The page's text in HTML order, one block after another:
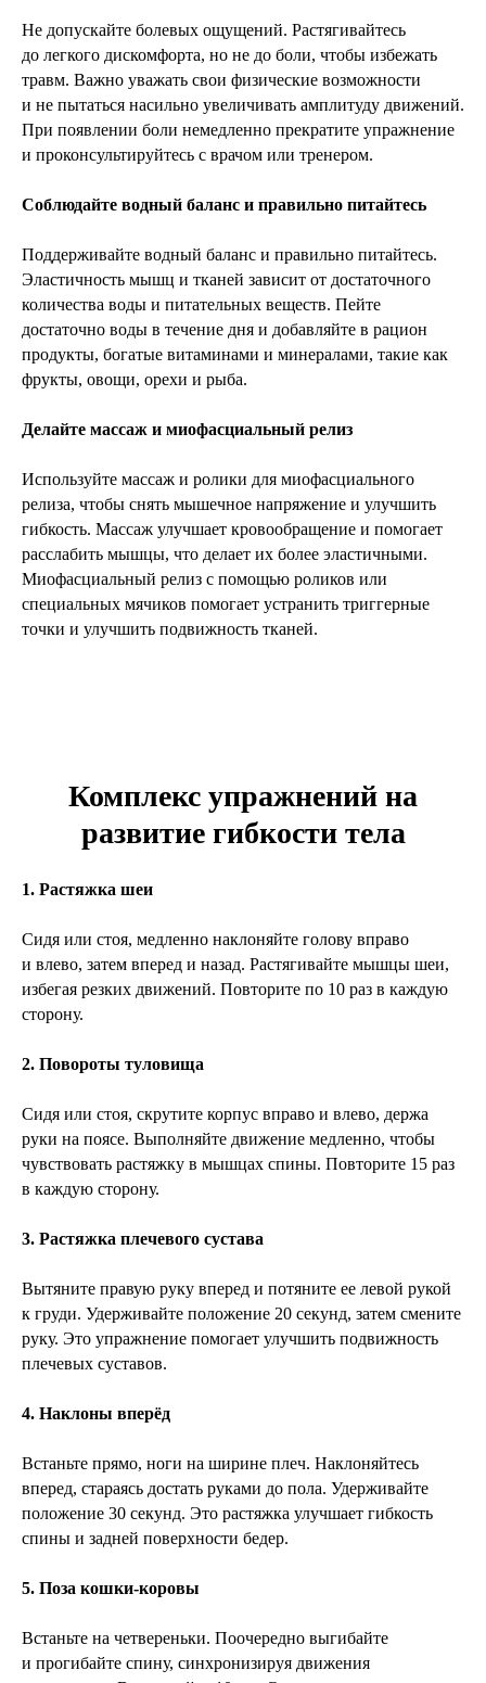
Не допускайте болевых ощущений. Растягивайтесь
до легкого дискомфорта, но не до боли, чтобы избежать
травм. Важно уважать свои физические возможности
и не пытаться насильно увеличивать амплитуду движений.
При появлении боли немедленно прекратите упражнение
и проконсультируйтесь с врачом или тренером.
Соблюдайте водный баланс и правильно питайтесь
Поддерживайте водный баланс и правильно питайтесь.
Эластичность мышц и тканей зависит от достаточного
количества воды и питательных веществ. Пейте
достаточно воды в течение дня и добавляйте в рацион
продукты, богатые витаминами и минералами, такие как
фрукты, овощи, орехи и рыба.
Делайте массаж и миофасциальный релиз
Используйте массаж и ролики для миофасциального
релиза, чтобы снять мышечное напряжение и улучшить
гибкость. Массаж улучшает кровообращение и помогает
расслабить мышцы, что делает их более эластичными.
Миофасциальный релиз с помощью роликов или
специальных мячиков помогает устранить триггерные
точки и улучшить подвижность тканей.
Комплекс упражнений на
развитие гибкости тела
1. Растяжка шеи
Сидя или стоя, медленно наклоняйте голову вправо
и влево, затем вперед и назад. Растягивайте мышцы шеи,
избегая резких движений. Повторите по 10 раз в каждую
сторону.
2. Повороты туловища
Сидя или стоя, скрутите корпус вправо и влево, держа
руки на поясе. Выполняйте движение медленно, чтобы
чувствовать растяжку в мышцах спины. Повторите 15 раз
в каждую сторону.
3. Растяжка плечевого сустава
Вытяните правую руку вперед и потяните ее левой рукой
к груди. Удерживайте положение 20 секунд, затем смените
руку. Это упражнение помогает улучшить подвижность
плечевых суставов.
4. Наклоны вперёд
Встаньте прямо, ноги на ширине плеч. Наклоняйтесь
вперед, стараясь достать руками до пола. Удерживайте
положение 30 секунд. Это растяжка улучшает гибкость
спины и задней поверхности бедер.
5. Поза кошки-коровы
Встаньте на четвереньки. Поочередно выгибайте
и прогибайте спину, синхронизируя движения